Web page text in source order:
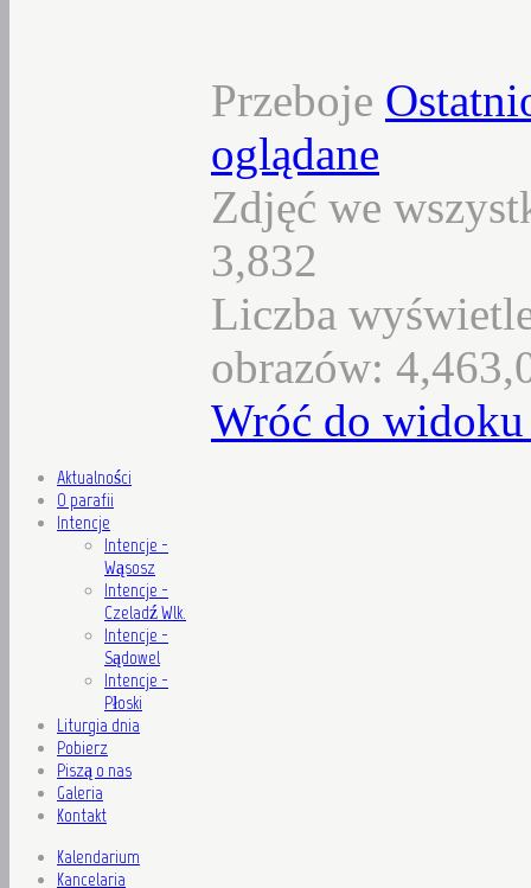
Przeboje
oglądane
Zdjęć we
3,832
Liczba
obrazów:
Wróć do
Aktualności
O parafii
Intencje
Intencje -
Wąsosz
Intencje -
Czeladź Wlk.
Intencje -
Sądowel
Intencje -
Płoski
Liturgia dnia
Pobierz
Piszą o nas
Galeria
Kontakt
Kalendarium
Kancelaria